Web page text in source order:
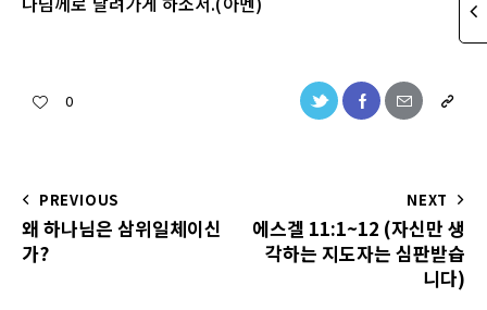
0
PREVIOUS
왜 하나님은 삼위일체이신
가?
NEXT
에스겔 11:1~12 (자신만 생
각하는 지도자는 심판받습
니다)